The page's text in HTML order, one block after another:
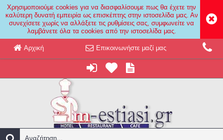
Χρησιμοποιούμε cookies για να διασφαλίσουμε πως θα έχετε την
καλύτερη δυνατή εμπειρία ως επισκέπτης στην ιστοσελίδα μας. Αν
συνεχίσετε χωρίς να αλλάξετε τις ρυθμίσεις σας, συμφωνείτε να
λαμβάνετε όλα τα cookies από την ιστοσελίδα μας.
Αρχική Επικοινωνήστε μαζί μας